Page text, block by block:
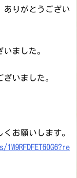
ありがとうござい
ました。
いました。
お願いします。